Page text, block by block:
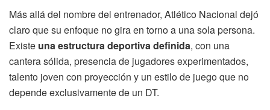
Más allá del nombre del entrenador, Atlético Nacional dejó
claro que su enfoque no gira en torno a una sola persona.
Existe una estructura deportiva definida, con una
cantera sólida, presencia de jugadores experimentados,
talento joven con proyección y un estilo de juego que no
depende exclusivamente de un DT.